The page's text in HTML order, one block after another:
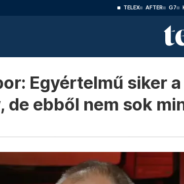
TELEX AFTER G7
Egyértelmű siker
de ebből nem sok